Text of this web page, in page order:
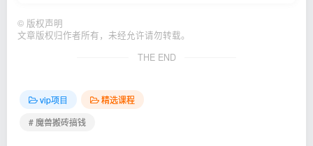
© 版权声明
文章版权归作者所有，未经允许请勿转载。
THE END
vip项目
精选课程
# 魔兽搬砖搞钱